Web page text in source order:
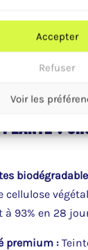
Accepter
Refuser
Voir les
forts des
plante :
cellulose
à 93% en 28
premium :